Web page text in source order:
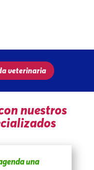
veterinaria
nuestros
una